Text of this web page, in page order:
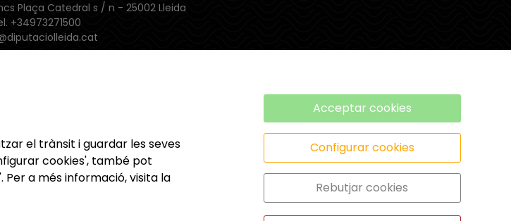
Plaça Catedral s / n - 25002 Lleida
+34973271500
d'Estudis Ilerdencs
el trànsit i guardar les seves
cookies', també pot
a més informació, visita la
Acceptar cookies
Configurar cookies
Rebutjar cookies